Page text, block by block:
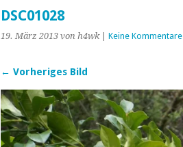
DSC01028
19. März 2013 von h4wk| Keine Kommentare
← Vorheriges Bild